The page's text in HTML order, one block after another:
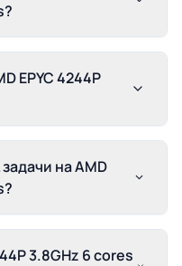
EPYC 4244P
на AMD
3.8GHz 6 cores